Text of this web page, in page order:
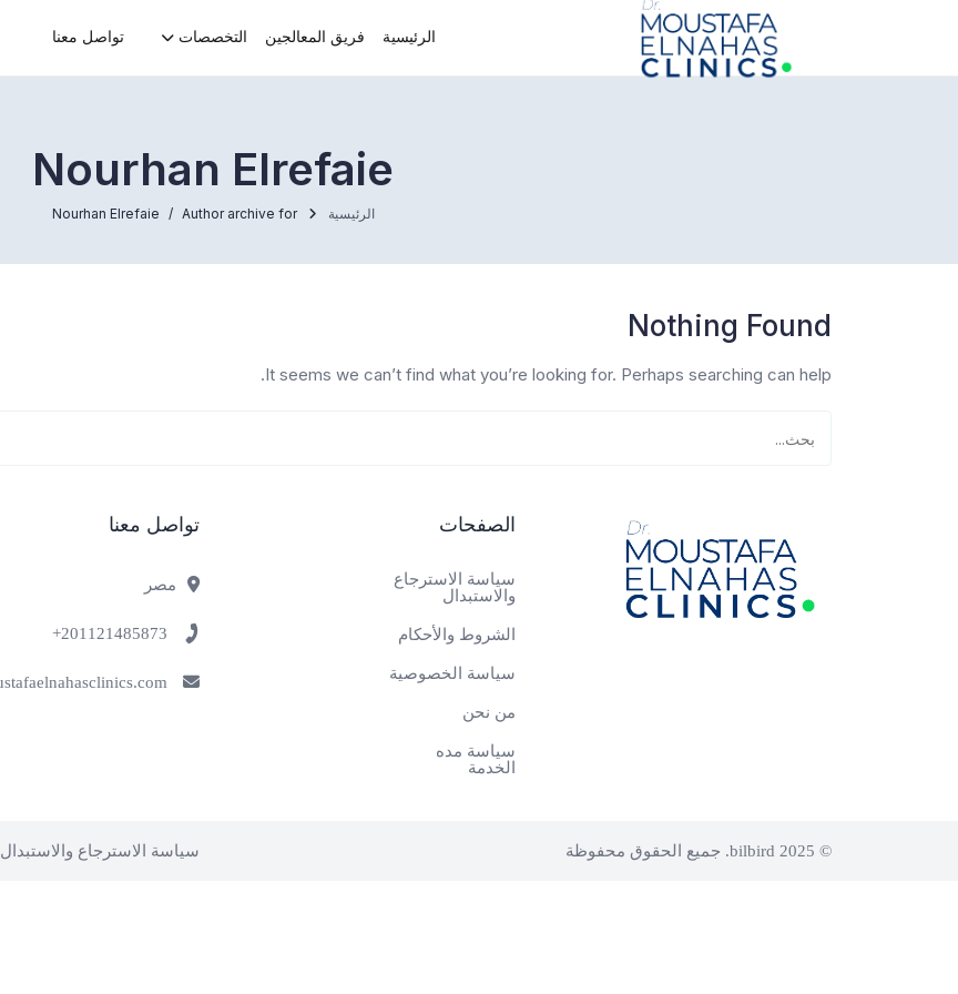
info@drmoustafaelnahasclinics.com
الرئيسية فريق المعالجين التخصصات تواصل معنا
Nourhan Elrefaie
الرئيسية Author archive for
Nourhan Elrefaie
Nothing Found
It seems we can’t find what you’re looking for. Perhaps searching can help.
الصفحات
سياسة الاسترجاع
والاستبدال
الشروط والأحكام
سياسة الخصوصية
من نحن
سياسة مده
الخدمة
تواصل معنا
مصر
© 2025 bilbird. جميع الحقوق محفوظة سياسة الاسترجاع والاستبدال